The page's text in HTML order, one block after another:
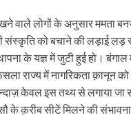
वाले लोगों के अनुसार ममता
संस्कृति को बचाने की लड़ाई लड़
के यज्ञ में जुटी हुई हो।
राज्य में नागरिकता क़ानून को
केवल इस तथ्य से लगाया जा
के क़रीब सीटें मिलने की